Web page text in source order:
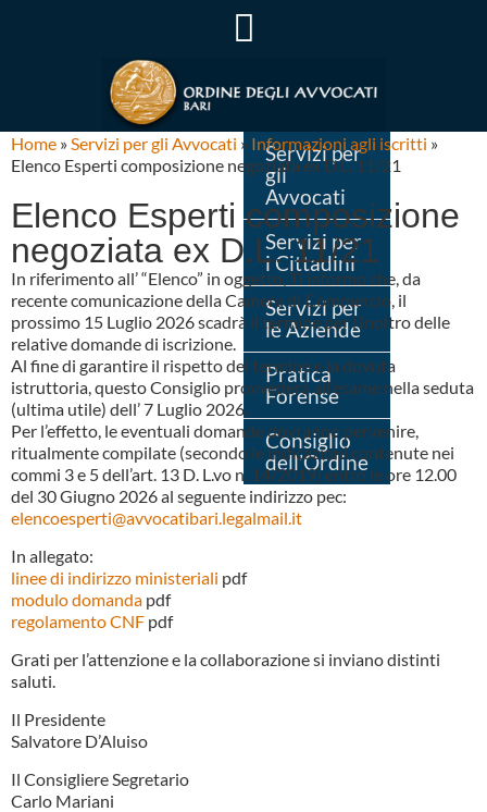
Servizi per
gli
Avvocati
Servizi per
i Cittadini
Servizi per
le Aziende
Pratica
Forense
Consiglio
dell’Ordine
Home »Servizi per gli Avvocati » Informazioni agli iscritti »
Elenco Esperti composizione negoziata ex D.L. 11/21
Elenco Esperti composizione
negoziata ex D.L. 11/21
In riferimento all’ “Elenco” in oggetto, Ti informo che, da
recente comunicazione della Camera di Commercio, il
prossimo 15 Luglio 2026 scadrà il termine per l’inoltro delle
relative domande di iscrizione.
Al fine di garantire il rispetto del termine e la dovuta
istruttoria, questo Consiglio provvederà all’esame nella seduta
(ultima utile) dell’ 7 Luglio 2026.
Per l’effetto, le eventuali domande dovranno pervenire,
ritualmente compilate (secondo le indicazioni contenute nei
commi 3 e 5 dell’art. 13 D. L.vo n. 14/2019) entro le ore 12.00
del 30 Giugno 2026 al seguente indirizzo pec:
elencoesperti@avvocatibari.legalmail.it
In allegato:
linee di indirizzo ministeriali pdf
modulo domanda pdf
regolamento CNF pdf
Grati per l’attenzione e la collaborazione si inviano distinti
saluti.
Il Presidente
Salvatore D’Aluiso
Il Consigliere Segretario
Carlo Mariani